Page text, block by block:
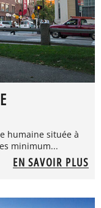
humaine située à
minimum...
EN SAVOIR PLUS